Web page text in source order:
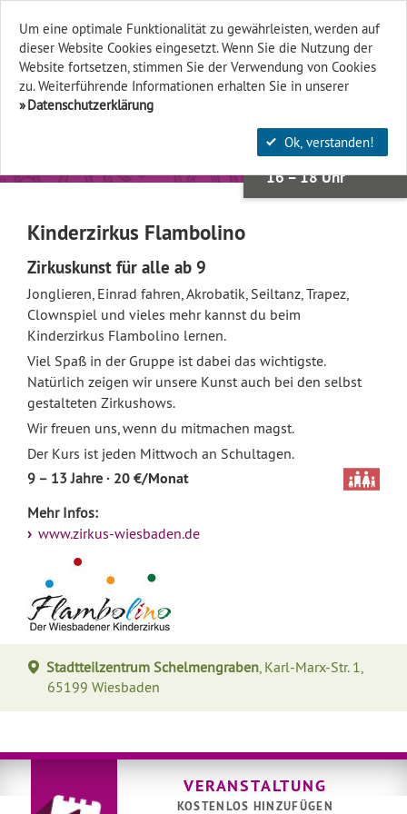
Finden & Filtern
O
OKT
Mi, 07.10.
16 – 18 Uhr
Kinderzirkus Flambolino
Zirkuskunst für alle ab 9
Jonglieren, Einrad fahren, Akrobatik, Seiltanz, Trapez,
Clownspiel und vieles mehr kannst du beim
Kinderzirkus Flambolino lernen.
Viel Spaß in der Gruppe ist dabei das wichtigste.
Natürlich zeigen wir unsere Kunst auch bei den selbst
gestalteten Zirkushows.
Wir freuen uns, wenn du mitmachen magst.
Der Kurs ist jeden Mittwoch an Schultagen.
9 – 13 Jahre · 20 €/Monat
Mehr Infos:
www.zirkus-wiesbaden.de
Stadtteilzentrum Schelmengraben, Karl-Marx-Str. 1,
65199 Wiesbaden
VERANSTALTUNG
KOSTENLOS HINZUFÜGEN
Um eine optimale Funktionalität zu gewährleisten, werden auf
dieser Website Cookies eingesetzt. Wenn Sie die Nutzung der
Website fort­setzen, stimmen Sie der Verwendung von Cookies
zu. Weiterführende Informationen erhalten Sie in unserer
Datenschutzerklärung
Ok, verstanden!